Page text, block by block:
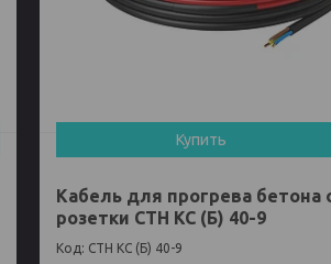
Купить
Кабель для прогрева бетона
розетки СТН КС (Б) 40-9
СТН КС (Б) 40-9